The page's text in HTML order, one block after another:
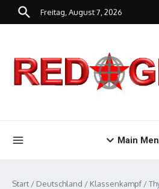
Zum Inhalt springen
Freitag, August 7, 2026
Main
Start / Deutschland / Klassenkampf /